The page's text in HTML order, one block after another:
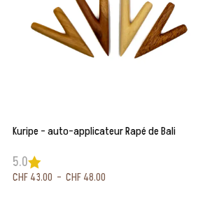
Kuripe – auto-applicateur Rapé de Bali
5.0
CHF43.00 – CHF48.00